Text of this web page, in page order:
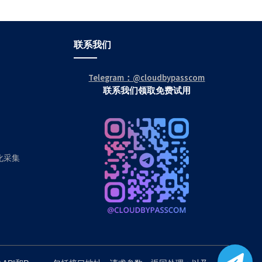
采集
联系我们
Telegram：@cloudbypasscom
联系我们领取免费试用